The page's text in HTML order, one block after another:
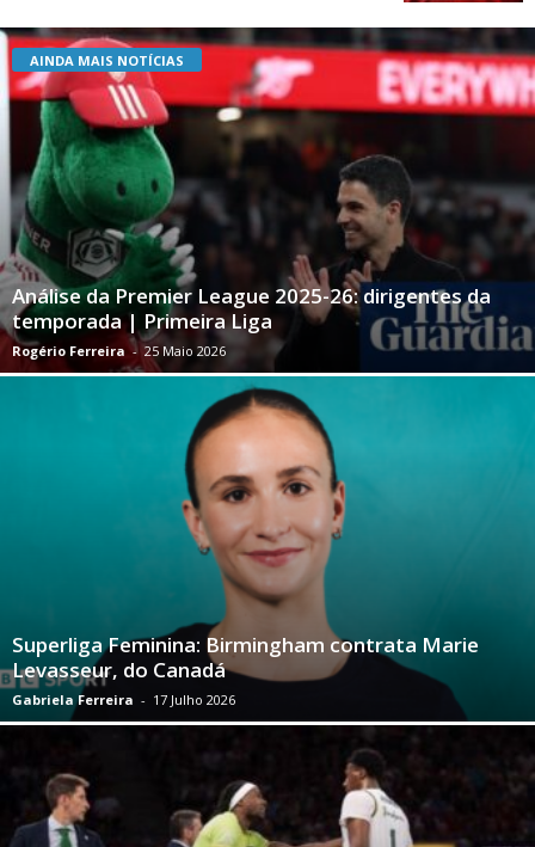
AINDA MAIS NOTÍCIAS
Análise da Premier League 2025-26: dirigentes da
temporada | Primeira Liga
Rogério Ferreira - 25 Maio 2026
Superliga Feminina: Birmingham contrata Marie
Levasseur, do Canadá
Gabriela Ferreira - 17 Julho 2026